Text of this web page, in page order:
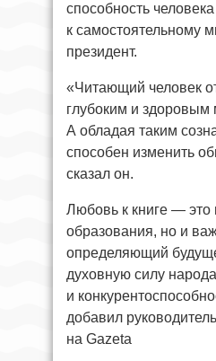
способность человека
к самостоятельному
президент.
«Читающий человек
глубоким и
А обладая таким
способен изменить
сказал он.
Любовь к книге — это
образования, но и
определяющий
духовную силу народа
и
добавил
на Gazeta